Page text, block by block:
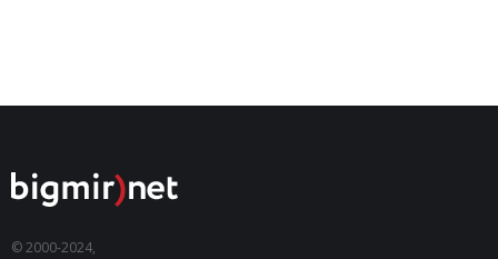
© 2000-2024,